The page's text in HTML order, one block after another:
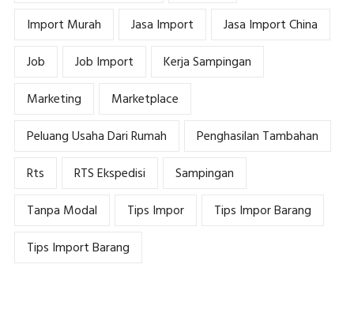
Import Murah
Jasa Import
Jasa Import China
Job
Job Import
Kerja Sampingan
Marketing
Marketplace
Peluang Usaha Dari Rumah
Penghasilan Tambahan
Rts
RTS Ekspedisi
Sampingan
Tanpa Modal
Tips Impor
Tips Impor Barang
Tips Import Barang